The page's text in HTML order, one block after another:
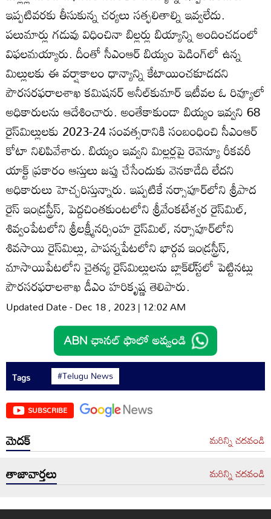
ఇప్పటివరకు తీసుకున్న చర్యలు సత్ఫలితాల్ని ఇవ్వలేదు.
పలుమార్లు గడువు విధించినా బిల్లర్లు బియ్యాన్ని అందించడంలో
విఫలమయ్యారు. దీంతో సీఎంఆర్‌ బియ్యం పెడింగ్‌లో ఉన్న
మిల్లులకు ఈ వర్షాకాలం ధాన్యాన్ని కేటాయించకూడదని
పౌరసరఫరాలశాఖ కమిషనర్‌ అనీల్‌కుమార్‌ ఇటీవల ఓ రివ్యూలో
అధికారులను ఆదేశించారు. అంతేకాకుండా బియ్యం ఇవ్వని 68
రైస్‌మిల్లులకు 2023-24 సంవత్సరానికి సంబంధించి సీఎంఆర్‌
కోటా నిలిపివేశారు. బియ్యం ఇవ్వని మిల్లర్లపై రెవెన్యూ రీకవరీ
యాక్ట్‌ ప్రకారం ఆస్తులు జప్తు చేసేందుకు వెనకాడేది లేదని
అధికారులు హెచ్చరిస్తున్నారు. ఇప్పటికే నర్సాపూర్‌లోని శ్రీపాద
రైస్‌ ఇండ్రస్ట్రీస్‌, పెద్దచింతకుంటలోని శ్రీవేంకటేశ్వర రైస్‌మిల్‌,
శివ్వంపేటలోని శ్రీలక్ష్మీనర్సింహ రైస్‌మిల్‌, నర్సాపూర్‌లోని
శివసాయి రైస్‌మిల్లు, పాపన్నపేటలోని భార్గవ ఇండ్రస్ట్రీస్‌,
మాసాయిపేటలోని చైతన్య రైస్‌మిల్లులను బ్లాక్‌లి్‌స్టలో పెట్టినట్లు
పౌరసరఫరాలశాఖ డీఎం హరికృష్ణ తెలిపారు.
Updated Date - Dec 18 , 2023 | 12:02 AM
Tags #Telugu News
SUBSCRIBE
మెదక్ మరిన్ని చదవండి
తాజావార్తలు మరిన్ని చదవండి